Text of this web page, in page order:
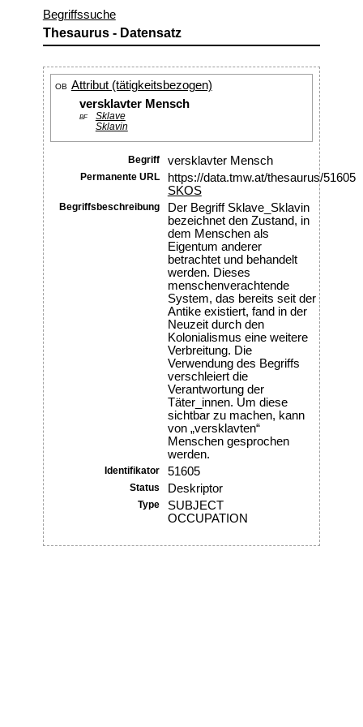
Begriffssuche
Thesaurus - Datensatz
OB Attribut (tätigkeitsbezogen)
versklavter Mensch
BF
Sklave
Sklavin
Begriff versklavter Mensch
Permanente URL
https://data.tmw.at/thesaurus/51605
SKOS
Begriffsbeschreibung
Der Begriff Sklave_Sklavin
bezeichnet den Zustand, in
dem Menschen als
Eigentum anderer
betrachtet und behandelt
werden. Dieses
menschenverachtende
System, das bereits seit der
Antike existiert, fand in der
Neuzeit durch den
Kolonialismus eine weitere
Verbreitung. Die
Verwendung des Begriffs
verschleiert die
Verantwortung der
Täter_innen. Um diese
sichtbar zu machen, kann
von „versklavten“
Menschen gesprochen
werden.
Identifikator 51605
Status Deskriptor
Type
SUBJECT
OCCUPATION